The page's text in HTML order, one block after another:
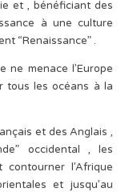
et , bénéficiant des
à une culture
“Renaissance” .
ne menace l’Europe
tous les océans à la
et des Anglais ,
occidental , les
l’Afrique
et jusqu’au